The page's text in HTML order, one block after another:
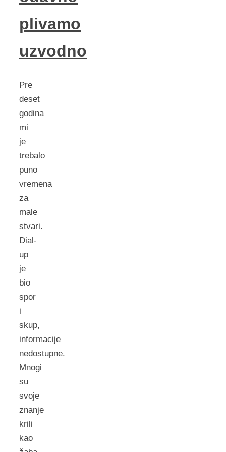
plivamo
uzvodno
Pre
deset
godina
mi
je
trebalo
puno
vremena
za
male
stvari.
Dial-
up
je
bio
spor
i
skup,
informacije
nedostupne.
Mnogi
su
svoje
znanje
krili
kao